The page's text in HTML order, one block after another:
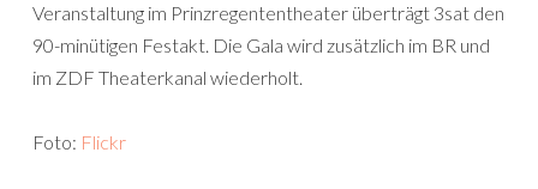
Veranstaltung im Prinzregententheater überträgt 3sat den
90-minütigen Festakt. Die Gala wird zusätzlich im BR und
im ZDF Theaterkanal wiederholt.
Foto: Flickr